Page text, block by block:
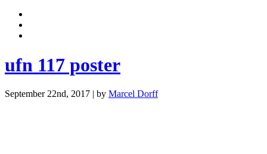
ufn 117 poster
September 22nd, 2017 | by Marcel Dorff